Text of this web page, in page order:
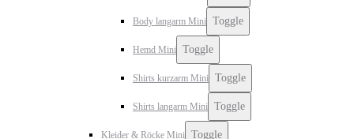
Body langarm Mini Toggle
Hemd Mini Toggle
Shirts kurzarm Mini Toggle
Shirts langarm Mini Toggle
Kleider & Röcke Mini Toggle